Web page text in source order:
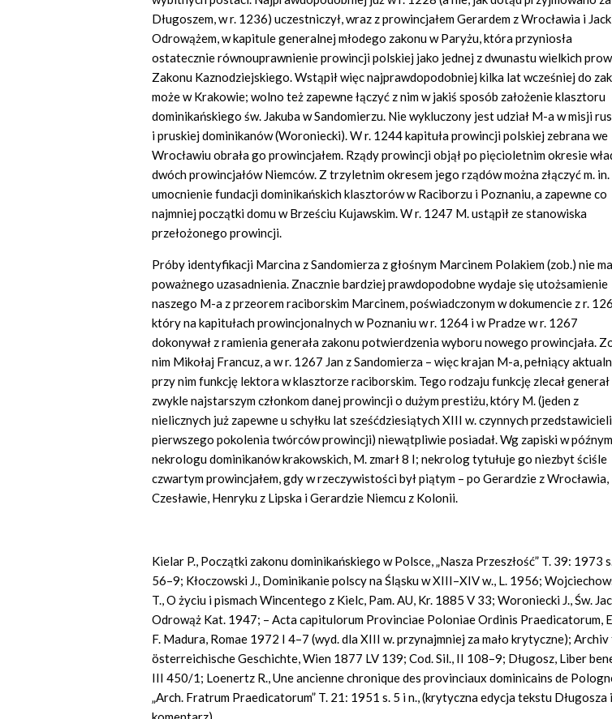
Długoszem, w r. 1236) uczestniczył, wraz z prowincjałem Gerardem z Wrocławia i
Odrowążem, w kapitule generalnej młodego zakonu w Paryżu, która przyniosła
ostatecznie równouprawnienie prowincji polskiej jako jednej z dwunastu wielkich
Zakonu Kaznodziejskiego. Wstąpił więc najprawdopodobniej kilka lat wcześniej do
może w Krakowie; wolno też zapewne łączyć z nim w jakiś sposób założenie klasztoru
dominikańskiego św. Jakuba w Sandomierzu. Nie wykluczony jest udział M-a w misji
i pruskiej dominikanów (Woroniecki). W r. 1244 kapituła prowincji polskiej zebrana we
Wrocławiu obrała go prowincjałem. Rządy prowincji objął po pięcioletnim okresie
dwóch prowincjałów Niemców. Z trzyletnim okresem jego rządów można złączyć m. in.
umocnienie fundacji dominikańskich klasztorów w Raciborzu i Poznaniu, a zapewne co
najmniej początki domu w Brześciu Kujawskim. W r. 1247 M. ustąpił ze stanowiska
przełożonego prowincji.
Próby identyfikacji Marcina z Sandomierza z głośnym Marcinem Polakiem (zob.) nie
poważnego uzasadnienia. Znacznie bardziej prawdopodobne wydaje się utożsamienie
naszego M-a z przeorem raciborskim Marcinem, poświadczonym w dokumencie z r.
który na kapitułach prowincjonalnych w Poznaniu w r. 1264 i w Pradze w r. 1267
dokonywał z ramienia generała zakonu potwierdzenia wyboru nowego prowincjała.
nim Mikołaj Francuz, a w r. 1267 Jan z Sandomierza – więc krajan M-a, pełniący
przy nim funkcję lektora w klasztorze raciborskim. Tego rodzaju funkcję zlecał generał
zwykle najstarszym członkom danej prowincji o dużym prestiżu, który M. (jeden z
nielicznych już zapewne u schyłku lat sześćdziesiątych XIII w. czynnych przedstawicieli
pierwszego pokolenia twórców prowincji) niewątpliwie posiadał. Wg zapiski w późnym
nekrologu dominikanów krakowskich, M. zmarł 8 I; nekrolog tytułuje go niezbyt ściśle
czwartym prowincjałem, gdy w rzeczywistości był piątym – po Gerardzie z Wrocławia,
Czesławie, Henryku z Lipska i Gerardzie Niemcu z Kolonii.
Kielar P., Początki zakonu dominikańskiego w Polsce, „Nasza Przeszłość” T. 39: 1973
56–9; Kłoczowski J., Dominikanie polscy na Śląsku w XIII–XIV w., L. 1956;
T., O życiu i pismach Wincentego z Kielc, Pam. AU, Kr. 1885 V 33; Woroniecki J., Św.
Odrowąż Kat. 1947; – Acta capitulorum Provinciae Poloniae Ordinis Praedicatorum,
F. Madura, Romae 1972 I 4–7 (wyd. dla XIII w. przynajmniej za mało krytyczne);
österreichische Geschichte, Wien 1877 LV 139; Cod. Sil., II 108–9; Długosz, Liber
III 450/1; Loenertz R., Une ancienne chronique des provinciaux dominicains de
„Arch. Fratrum Praedicatorum” T. 21: 1951 s. 5 i n., (krytyczna edycja tekstu Długosza i